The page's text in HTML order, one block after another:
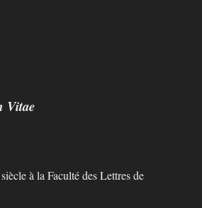
Vitae
siècle à la Faculté des Lettres de